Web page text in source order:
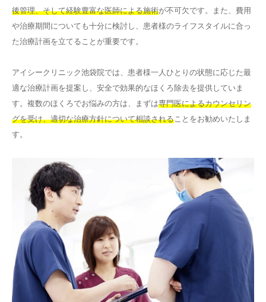
後管理、そして経験豊富な医師による施術が不可欠です。また、費用
や治療期間についても十分に検討し、患者様のライフスタイルに合っ
た治療計画を立てることが重要です。
アイシークリニック池袋院では、患者様一人ひとりの状態に応じた最
適な治療計画を提案し、安全で効果的なほくろ除去を提供していま
す。複数のほくろでお悩みの方は、まずは専門医によるカウンセリン
グを受け、適切な治療方針について相談される ことをお勧めいたしま
す。